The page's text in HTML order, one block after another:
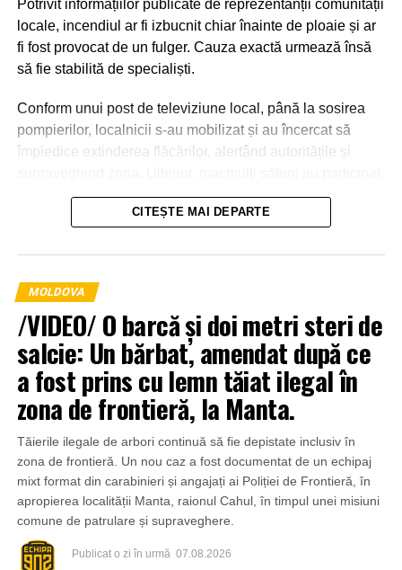
Potrivit informațiilor publicate de reprezentanții comunității
locale, incendiul ar fi izbucnit chiar înainte de ploaie și ar
fi fost provocat de un fulger. Cauza exactă urmează însă
să fie stabilită de specialiști.
Conform unui post de televiziune local, până la sosirea
pompierilor, localnicii s-au mobilizat și au încercat să
împiedice extinderea flăcărilor, alertând autoritățile și
la intervenție, punând la dispoziția salvatorilor tehnică
agricolă și transportând apă pentru stingerea incendiului.
CITEȘTE MAI DEPARTE
MOLDOVA
/VIDEO/ O barcă și doi metri steri de
salcie: Un bărbat, amendat după ce
a fost prins cu lemn tăiat ilegal în
zona de frontieră, la Manta.
Tăierile ilegale de arbori continuă să fie depistate inclusiv în
zona de frontieră. Un nou caz a fost documentat de un echipaj
mixt format din carabinieri și angajați ai Poliției de Frontieră, în
apropierea localității Manta, raionul Cahul, în timpul unei misiuni
comune de patrulare și supraveghere.
Publicat o zi în urmă 07.08.2026